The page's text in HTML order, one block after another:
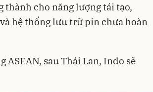
cho năng lượng tái tạo,
hệ thống lưu trữ pin chưa hoàn
ASEAN, sau Thái Lan, Indo sẽ